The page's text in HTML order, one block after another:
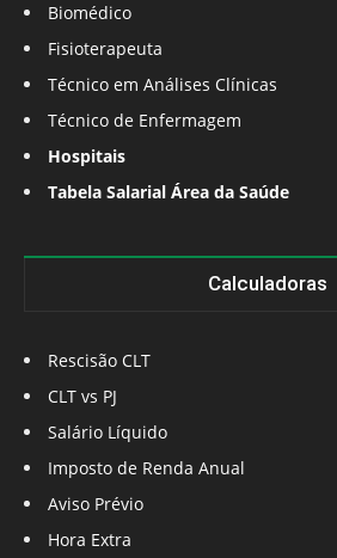
Biomédico
Fisioterapeuta
Técnico em Análises Clínicas
Técnico de Enfermagem
Hospitais
Tabela Salarial Área da Saúde
Calculadoras
Rescisão CLT
CLT vs PJ
Salário Líquido
Imposto de Renda Anual
Aviso Prévio
Hora Extra